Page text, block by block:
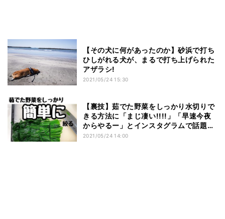
【その犬に何があったのか】砂浜で打ち
ひしがれる犬が、まるで打ち上げられた
アザラシ!
2021/05/24 15:30
【裏技】茹でた野菜をしっかり水切りで
きる方法に「まじ凄い!!!!」「早速今夜
からやるー」とインスタグラムで話題に!
- 使うアイテムとは?
2021/05/24 14:00